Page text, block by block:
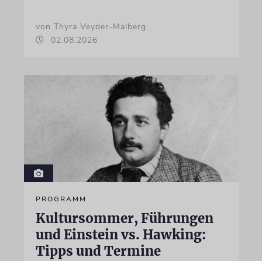
von Thyra Veyder-Malberg
02.08.2026
PROGRAMM
Kultursommer, Führungen
und Einstein vs. Hawking:
Tipps und Termine